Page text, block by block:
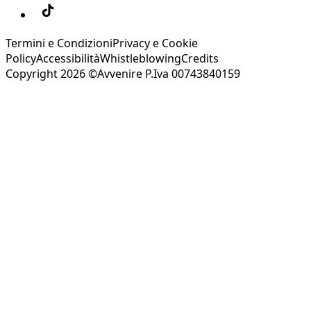
Termini e CondizioniPrivacy e Cookie
PolicyAccessibilitàWhistleblowingCredits
Copyright 2026 ©Avvenire P.Iva 00743840159